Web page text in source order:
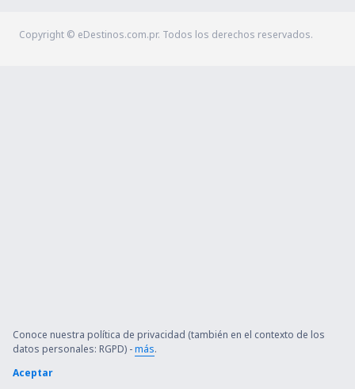
Copyright © eDestinos.com.pr. Todos los derechos reservados.
Conoce nuestra política de privacidad (también en el contexto de los
datos personales: RGPD) -más.
Aceptar